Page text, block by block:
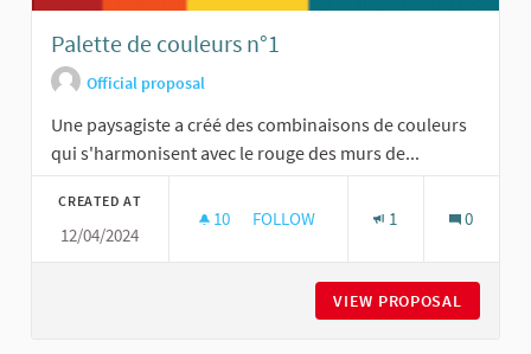
Palette de couleurs n°1
Official proposal
Une paysagiste a créé des combinaisons de couleurs
qui s'harmonisent avec le rouge des murs de...
CREATED AT
12/04/2024
10 10 FOLLOWERS
FOLLOW 1 0
VIEW PROPOSAL